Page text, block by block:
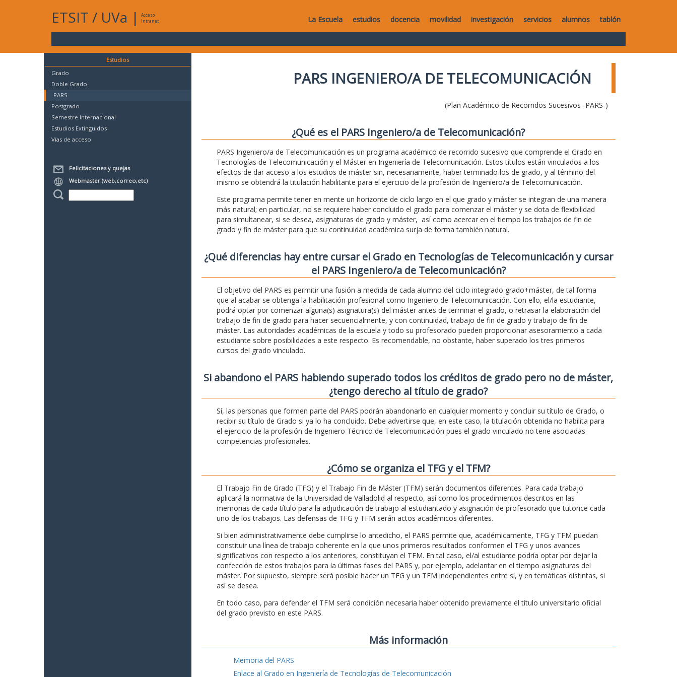
ETSIT / UVa |
Acceso
Intranet
La Escuela estudios docencia movilidad investigación servicios alumnos tablón
Estudios
Grado
Doble Grado
PARS
Postgrado
Semestre Internacional
Estudios Extinguidos
Vías de acceso
Felicitaciones y quejas
Webmaster (web,correo,etc)
PARS INGENIERO/A DE TELECOMUNICACIÓN
(Plan Académico de Recorridos Sucesivos -PARS-)
¿Qué es el PARS Ingeniero/a de Telecomunicación?
PARS Ingeniero/a de Telecomunicación es un programa académico de recorrido sucesivo que comprende el Grado en
Tecnologías de Telecomunicación y el Máster en Ingeniería de Telecomunicación. Estos títulos están vinculados a los
efectos de dar acceso a los estudios de máster sin, necesariamente, haber terminado los de grado, y al término del
mismo se obtendrá la titulación habilitante para el ejercicio de la profesión de Ingeniero/a de Telecomunicación.
Este programa permite tener en mente un horizonte de ciclo largo en el que grado y máster se integran de una manera
más natural; en particular, no se requiere haber concluido el grado para comenzar el máster y se dota de flexibilidad
para simultanear, si se desea, asignaturas de grado y máster, así como acercar en el tiempo los trabajos de fin de
grado y fin de máster para que su continuidad académica surja de forma también natural.
¿Qué diferencias hay entre cursar el Grado en Tecnologías de Telecomunicación y cursar
el PARS Ingeniero/a de Telecomunicación?
El objetivo del PARS es permitir una fusión a medida de cada alumno del ciclo integrado grado+máster, de tal forma
que al acabar se obtenga la habilitación profesional como Ingeniero de Telecomunicación. Con ello, el/la estudiante,
podrá optar por comenzar alguna(s) asignatura(s) del máster antes de terminar el grado, o retrasar la elaboración del
trabajo de fin de grado para hacer secuencialmente, y con continuidad, trabajo de fin de grado y trabajo de fin de
máster. Las autoridades académicas de la escuela y todo su profesorado pueden proporcionar asesoramiento a cada
estudiante sobre posibilidades a este respecto. Es recomendable, no obstante, haber superado los tres primeros
cursos del grado vinculado.
Si abandono el PARS habiendo superado todos los créditos de grado pero no de máster,
¿tengo derecho al título de grado?
Sí, las personas que formen parte del PARS podrán abandonarlo en cualquier momento y concluir su título de Grado, o
recibir su título de Grado si ya lo ha concluido. Debe advertirse que, en este caso, la titulación obtenida no habilita para
el ejercicio de la profesión de Ingeniero Técnico de Telecomunicación pues el grado vinculado no tene asociadas
competencias profesionales.
¿Cómo se organiza el TFG y el TFM?
El Trabajo Fin de Grado (TFG) y el Trabajo Fin de Máster (TFM) serán documentos diferentes. Para cada trabajo
aplicará la normativa de la Universidad de Valladolid al respecto, así como los procedimientos descritos en las
memorias de cada título para la adjudicación de trabajo al estudiantado y asignación de profesorado que tutorice cada
uno de los trabajos. Las defensas de TFG y TFM serán actos académicos diferentes.
Si bien administrativamente debe cumplirse lo antedicho, el PARS permite que, académicamente, TFG y TFM puedan
constituir una línea de trabajo coherente en la que unos primeros resultados conformen el TFG y unos avances
significativos con respecto a los anteriores, constituyan el TFM. En tal caso, el/al estudiante podría optar por dejar la
confección de estos trabajos para la últimas fases del PARS y, por ejemplo, adelantar en el tiempo asignaturas del
máster. Por supuesto, siempre será posible hacer un TFG y un TFM independientes entre sí, y en temáticas distintas, si
así se desea.
En todo caso, para defender el TFM será condición necesaria haber obtenido previamente el título universitario oficial
del grado previsto en este PARS.
Más información
Memoria del PARS
Enlace al Grado en Ingeniería de Tecnologías de Telecomunicación